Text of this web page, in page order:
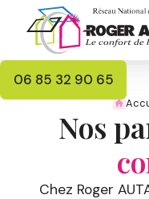
06 85 32 90 65
Nos
Chez Roger